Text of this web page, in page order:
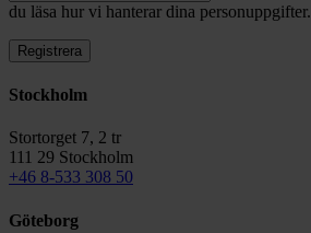
du läsa hur vi hanterar dina personuppgifter.
Stockholm
Stortorget 7, 2 tr
111 29 Stockholm
+46 8-533 308 50
Göteborg